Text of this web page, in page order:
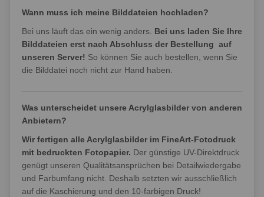
Wann muss ich meine Bilddateien hochladen?
Bei uns läuft das ein wenig anders. Bei uns laden Sie Ihre
Bilddateien erst nach Abschluss der Bestellung auf
unseren Server! So können Sie auch bestellen, wenn Sie
die Bilddatei noch nicht zur Hand haben.
Was unterscheidet unsere Acrylglasbilder von anderen
Anbietern?
Wir fertigen alle Acrylglasbilder im FineArt-Fotodruck
mit bedruckten Fotopapier. Der günstige UV-Direktdruck
genügt unseren Qualitätsansprüchen bei Detailwiedergabe
und Farbumfang nicht. Deshalb setzten wir ausschließlich
auf die Kaschierung und den 10-farbigen Druck!